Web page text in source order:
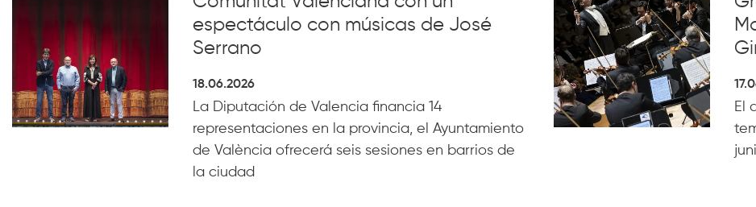
espectáculo con músicas de José
Serrano
18.06.2026
La Diputación de Valencia financia 14
representaciones en la provincia, el Ayuntamiento
de València ofrecerá seis sesiones en barrios de
la ciudad
El